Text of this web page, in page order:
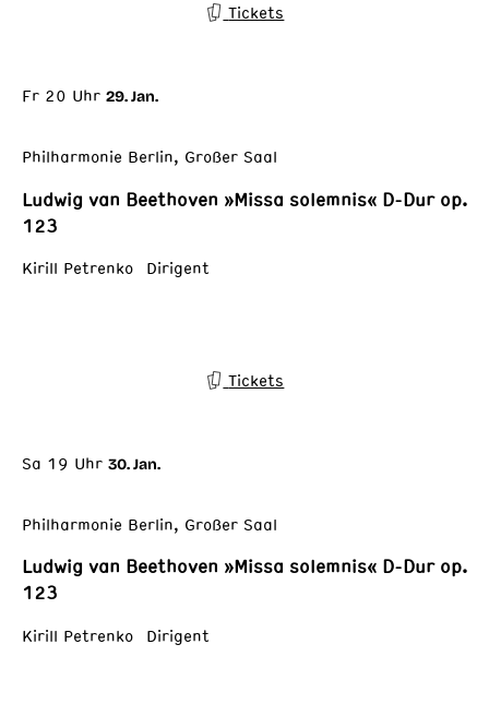
Tickets
Fr 20 Uhr 29. Jan.
Philharmonie Berlin, Großer Saal
Ludwig van Beethoven »Missa solemnis« D-Dur op.
123
Kirill Petrenko Dirigent
Tickets
Sa 19 Uhr 30. Jan.
Philharmonie Berlin, Großer Saal
Ludwig van Beethoven »Missa solemnis« D-Dur op.
123
Kirill Petrenko Dirigent